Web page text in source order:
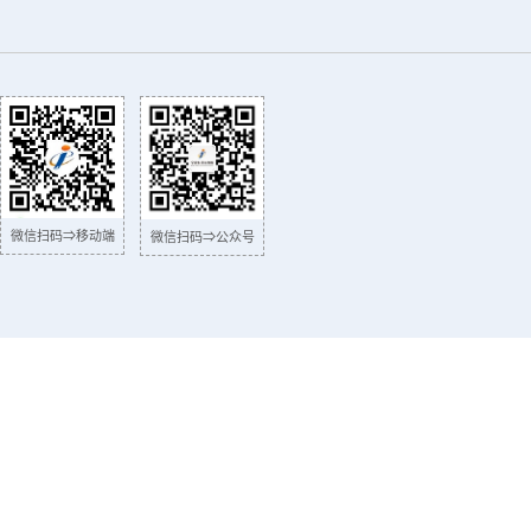
微信扫码⇒移动端 微信扫码⇒公众号